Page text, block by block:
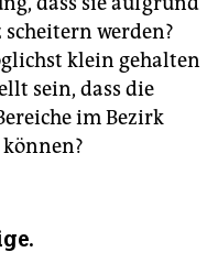
werden?
klein gehalten
sein, dass die
im Bezirk